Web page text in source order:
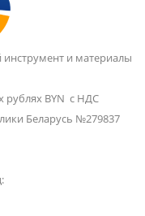
и материалы
рублях BYN с НДС
Беларусь №279837